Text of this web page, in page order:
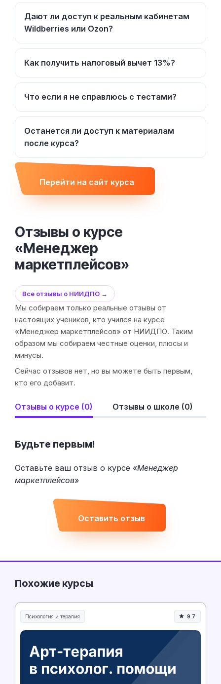
Дают ли доступ к реальным кабинетам
Wildberries или Ozon?
Как получить налоговый вычет 13%?
Что если я не справлюсь с тестами?
Останется ли доступ к материалам
после курса?
Перейти на сайт курса
Отзывы о курсе
«Менеджер
маркетплейсов»
Все отзывы о НИИДПО →
Мы собираем только реальные отзывы от
настоящих учеников, кто учился на курсе
«Менеджер маркетплейсов» от НИИДПО. Таким
образом мы собираем честные оценки, плюсы и
минусы.
Сейчас отзывов нет, но вы можете быть первым,
кто его добавит.
Отзывы о курсе (0) Отзывы о школе (0)
Будьте первым!
Оставьте ваш отзыв о курсе «Менеджер
маркетплейсов»
Оставить отзыв
Похожие курсы
Психология и терапия 9.7